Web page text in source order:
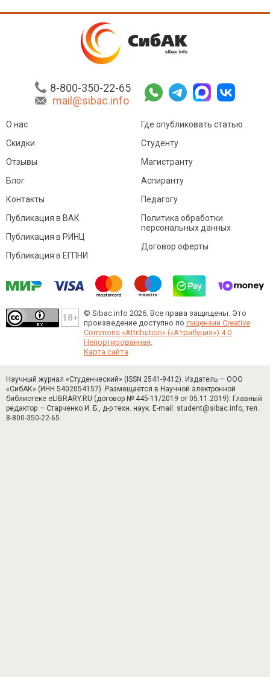
8-800-350-22-65
mail@sibac.info
О нас
Скидки
Отзывы
Блог
Контакты
Где опубликовать статью
Студенту
Магистранту
Аспиранту
Педагогу
Публикация в ВАК
Публикация в РИНЦ
Публикация в ЕГПНИ
Политика обработки
персональных данных
Договор оферты
© Sibac.info 2026. Все права защищены. Это
произведение доступно по лицензии Creative
Commons «Attribution» («Атрибуция») 4.0
Непортированная.
Карта сайта
Научный журнал «Студенческий» (ISSN 2541-9412). Издатель — ООО
«СибАК» (ИНН 5402054157). Размещается в Научной электронной
библиотеке eLIBRARY.RU (договор № 445-11/2019 от 05.11.2019). Главный
редактор — Старченко И. Б., д-р техн. наук. E-mail: student@sibac.info, тел.:
8-800-350-22-65.